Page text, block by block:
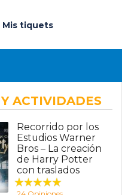
Mis tiquets
ACTIVIDADES
Recorrido por los
Estudios Warner
Bros – La creación
de Harry Potter
con traslados